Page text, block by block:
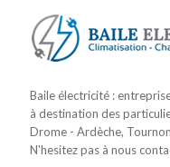
Baile électricité :
à destination des
Drome - Ardèche,
N'hesitez pas à nous